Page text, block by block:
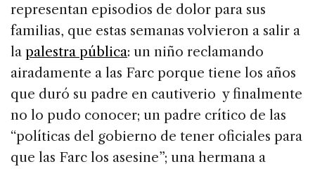
representan episodios de dolor para sus
familias, que estas semanas volvieron a salir a
la palestra pública: un niño reclamando
airadamente a las Farc porque tiene los años
que duró su padre en cautiverio y finalmente
no lo pudo conocer; un padre crítico de las
“políticas del gobierno de tener oficiales para
que las Farc los asesine”; una hermana a